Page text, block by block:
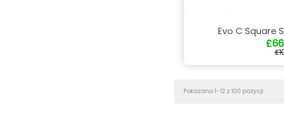
Evo C Square
Pokazano 1-12 z 100 pozycji